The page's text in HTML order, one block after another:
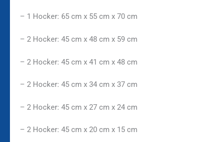
– 1 Hocker: 65 cm x 55 cm x 70 cm
– 2 Hocker: 45 cm x 48 cm x 59 cm
– 2 Hocker: 45 cm x 41 cm x 48 cm
– 2 Hocker: 45 cm x 34 cm x 37 cm
– 2 Hocker: 45 cm x 27 cm x 24 cm
– 2 Hocker: 45 cm x 20 cm x 15 cm